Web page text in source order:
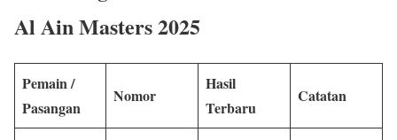
Al Ain Masters 2025
Pemain /
Pasangan
Nomor
Hasil
Terbaru
Catatan